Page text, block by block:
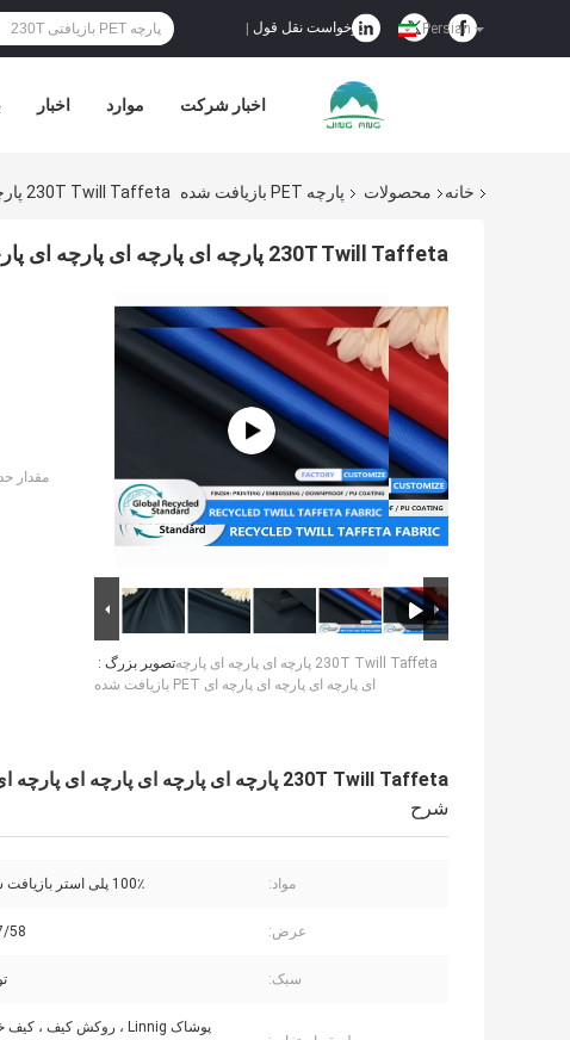
Persian درخواست نقل قول
اخبار موارد اخبار شرکت
خانه محصولات پارچه PET بازیافت شده 230T Twill Taffeta پارچه ای پارچه ای پارچه ای پارچه ای پارچه ای پارچه ای PET بازیافت شده
230T Twill Taffeta پارچه ای پارچه ای پارچه ای پارچه ای پارچه ای پارچه ای PET بازیافت شده
تصویر بزرگ :230T Twill Taffeta پارچه ای پارچه ای پارچه
ای پارچه ای پارچه ای پارچه ای PET بازیافت شده
مقدار
230T Twill Taffeta پارچه ای پارچه ای پارچه ای پارچه ای پارچه ای پارچه ای PET بازیافت شده
شرح
مواد: 100٪ پلی استر بازیافت شده
عرض: 58 ''
سبک:
پوشاک Linnig ، روکش کیف ، کیف خرید